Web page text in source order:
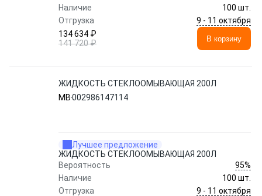
Наличие
100 шт.
Отгрузка
9 - 11 октября
134 634 ₽
141 720 ₽
В корзину
ЖИДКОСТЬ СТЕКЛООМЫВАЮЩАЯ 200Л
MB002986147114
Лучшее предложение
ЖИДКОСТЬ СТЕКЛООМЫВАЮЩАЯ 200Л
Вероятность
95%
Наличие
100 шт.
Отгрузка
9 - 11 октября